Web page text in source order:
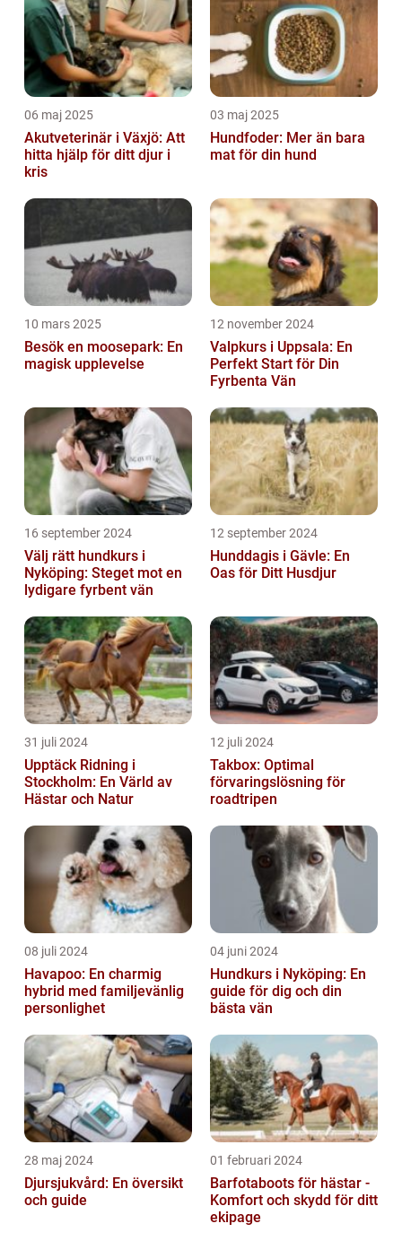
06 maj 2025
Akutveterinär i Växjö: Att
hitta hjälp för ditt djur i
kris
03 maj 2025
Hundfoder: Mer än bara
mat för din hund
10 mars 2025
Besök en moosepark: En
magisk upplevelse
12 november 2024
Valpkurs i Uppsala: En
Perfekt Start för Din
Fyrbenta Vän
16 september 2024
Välj rätt hundkurs i
Nyköping: Steget mot en
lydigare fyrbent vän
12 september 2024
Hunddagis i Gävle: En
Oas för Ditt Husdjur
31 juli 2024
Upptäck Ridning i
Stockholm: En Värld av
Hästar och Natur
12 juli 2024
Takbox: Optimal
förvaringslösning för
roadtripen
08 juli 2024
Havapoo: En charmig
hybrid med familjevänlig
personlighet
04 juni 2024
Hundkurs i Nyköping: En
guide för dig och din
bästa vän
28 maj 2024
Djursjukvård: En översikt
och guide
01 februari 2024
Barfotaboots för hästar -
Komfort och skydd för ditt
ekipage